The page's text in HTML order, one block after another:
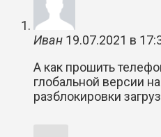
Иван 19.07.2021 в
А как прошить
глобальной версии
разблокировки